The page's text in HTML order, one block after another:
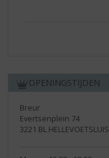
OPENINGSTIJDEN
Breur
Evertsenplein 74
3221 BL HELLEVOETSLUIS